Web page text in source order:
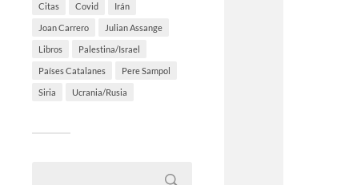
Citas Covid Irán
Joan Carrero Julian Assange
Libros Palestina/Israel
Países Catalanes Pere Sampol
Siria Ucrania/Rusia